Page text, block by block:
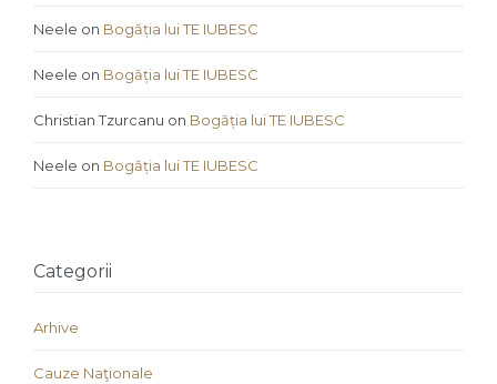
Neele on Bogăția lui TE IUBESC
Neele on Bogăția lui TE IUBESC
Christian Tzurcanu on Bogăția lui TE IUBESC
Neele on Bogăția lui TE IUBESC
Categorii
Arhive
Cauze Naţionale